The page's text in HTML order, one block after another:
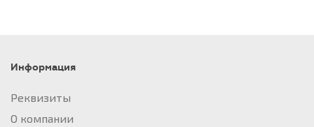
Информация
Реквизиты
О компании